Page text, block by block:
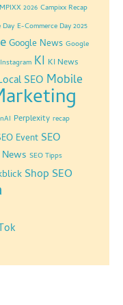
2026 Campixx Recap
Day E-Commerce Day 2025
Google News Google
Instagram KI KI News
SEO Mobile
Perplexity recap
Event SEO
News SEO Tipps
Shop SEO